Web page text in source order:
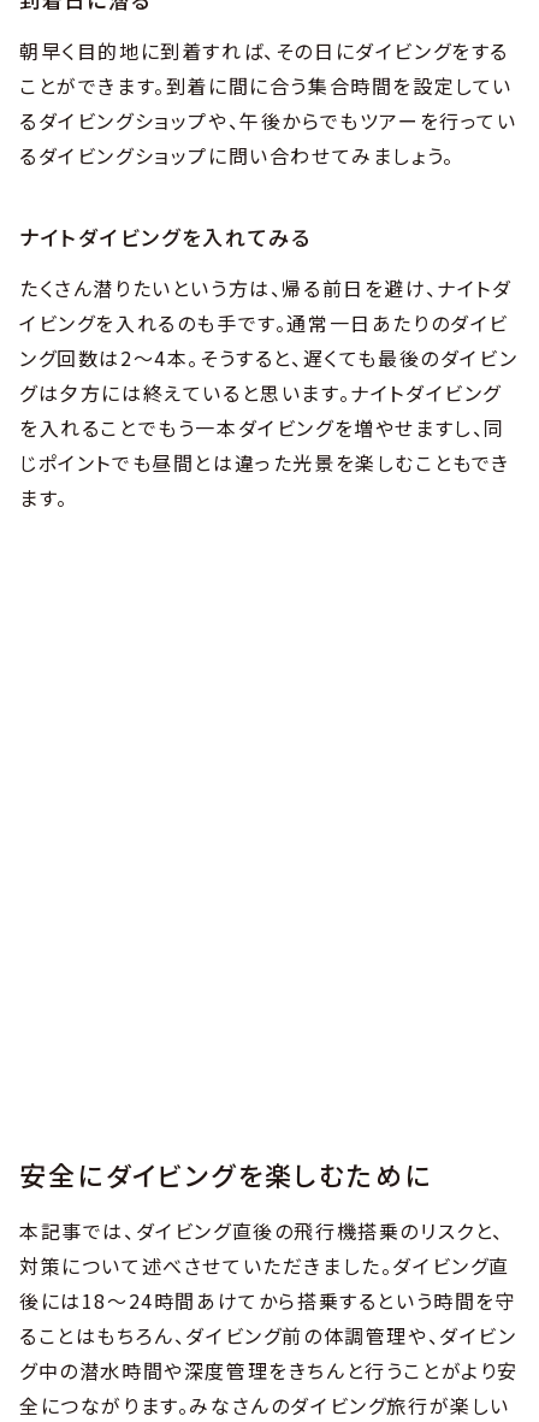
朝早く目的地に到着すれば、その日にダイビングをする
ことができます。到着に間に合う集合時間を設定してい
るダイビングショップや、午後からでもツアーを行ってい
るダイビングショップに問い合わせてみましょう。
ナイトダイビングを入れてみる
たくさん潜りたいという方は、帰る前日を避け、ナイトダ
イビングを入れるのも手です。通常一日あたりのダイビ
ング回数は2〜4本。そうすると、遅くても最後のダイビン
グは夕方には終えていると思います。ナイトダイビング
を入れることでもう一本ダイビングを増やせますし、同
じポイントでも昼間とは違った光景を楽しむこともでき
ます。
安全にダイビングを楽しむために
本記事では、ダイビング直後の飛行機搭乗のリスクと、
対策について述べさせていただきました。ダイビング直
後には18〜24時間あけてから搭乗するという時間を守
ることはもちろん、ダイビング前の体調管理や、ダイビン
グ中の潜水時間や深度管理をきちんと行うことがより安
全につながります。みなさんのダイビング旅行が楽しい